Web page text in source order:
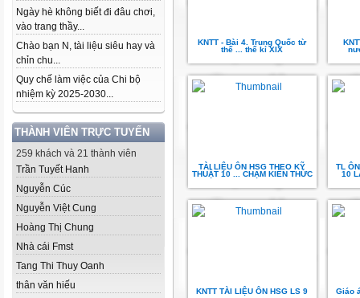
Ngày hè không biết đi đâu chơi,
vào trang thầy...
Chào bạn N, tài liệu siêu hay và
chỉn chu...
Quy chế làm việc của Chi bộ
nhiệm kỳ 2025-2030...
THÀNH VIÊN TRỰC TUYẾN
259 khách và 21 thành viên
Trần Tuyết Hanh
Nguyễn Cúc
Nguyễn Việt Cung
Hoàng Thị Chung
Nhà cái Fmst
Tang Thi Thuy Oanh
thân văn hiếu
KNTT - Bài 4. Trung Quốc từ
thế ... thế kỉ XIX
TÀI LIỆU ÔN HSG THEO KỸ
THUẬT 10 ... CHẠM KIẾN THỨC
TL
10
KNTT TÀI LIỆU ÔN HSG LS 9 Giáo